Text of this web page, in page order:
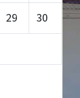
29 30